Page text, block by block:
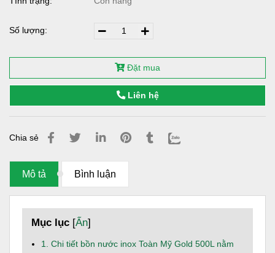
Số lượng:
Đặt mua
Liên hệ
Chia sẻ
Mô tả Bình luận
Mục lục [Ẩn]
1. Chi tiết bồn nước inox Toàn Mỹ Gold 500L nằm